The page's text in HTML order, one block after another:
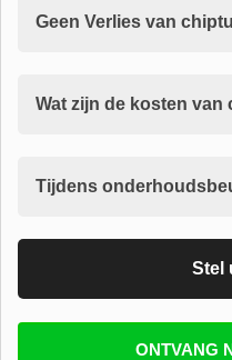
Geen Verlies van
Wat zijn de kosten van
Tijdens
Stel
ONTVANG